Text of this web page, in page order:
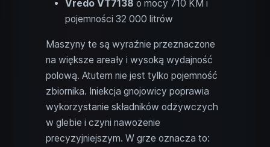
Vredo VT7138 o mocy 710 KM i
pojemności 32 000 litrów
Maszyny te są wyraźnie przeznaczone
na większe areały i wysoką wydajność
polową. Atutem nie jest tylko pojemność
zbiornika. Iniekcja gnojowicy poprawia
wykorzystanie składników odżywczych
w glebie i czyni nawożenie
precyzyjniejszym. W grze oznacza to: